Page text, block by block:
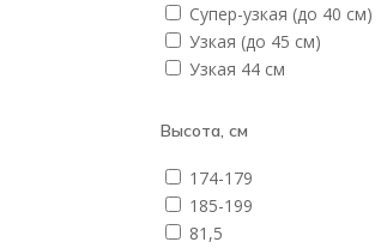
Супер-узкая (до 40 см)
Узкая (до 45 см)
Узкая 44 см
Высота, см
174-179
185-199
81,5